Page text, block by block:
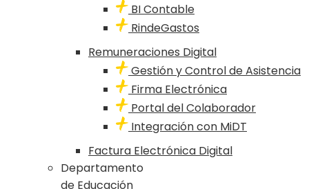
BI Contable
RindeGastos
Remuneraciones Digital
Gestión y Control de Asistencia
Firma Electrónica
Portal del Colaborador
Integración con MiDT
Factura Electrónica Digital
Departamento
de Educación